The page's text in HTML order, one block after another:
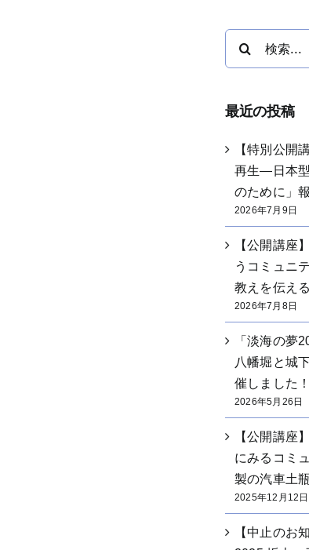
最近の投稿
【特別公開
再生―日本
のために」
2026年7月9日
【公開講座
うコミュニ
教えを伝え
2026年7月8日
「淡海の夢
八幡堀と城
催しました！
2026年5月26日
【公開講座
にみるコミ
製の汽車土
2025年12月12日
【中止のお